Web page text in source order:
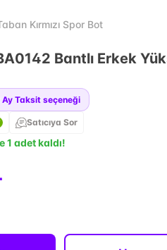
Kırmızı Spor Bot
Bantlı Erkek
Ay Taksit seçeneği
Satıcıya Sor
1 adet kaldı!